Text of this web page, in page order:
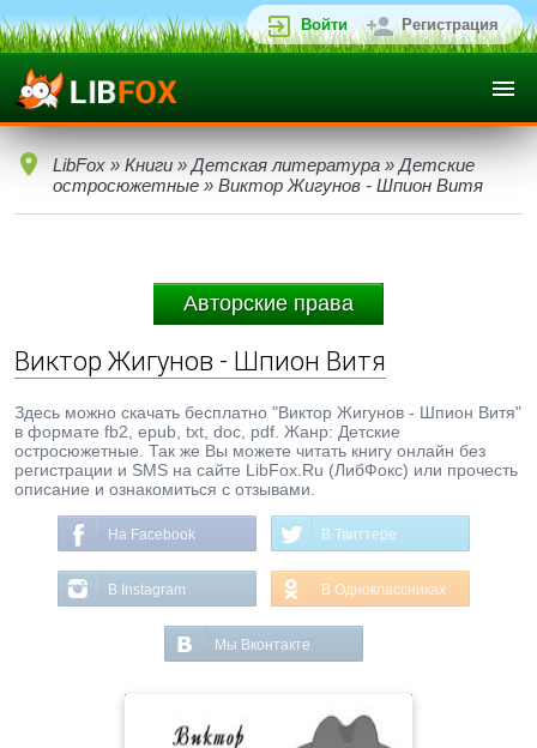
Войти Регистрация
LibFox » Книги » Детская литература » Детские
остросюжетные » Виктор Жигунов - Шпион Витя
Авторские права
Виктор Жигунов - Шпион Витя
Здесь можно скачать бесплатно "Виктор Жигунов - Шпион Витя"
в формате fb2, epub, txt, doc, pdf. Жанр: Детские
остросюжетные. Так же Вы можете читать книгу онлайн без
регистрации и SMS на сайте LibFox.Ru (ЛибФокс) или прочесть
описание и ознакомиться с отзывами.
На Facebook В Твиттере
В Instagram В Одноклассниках
Мы Вконтакте